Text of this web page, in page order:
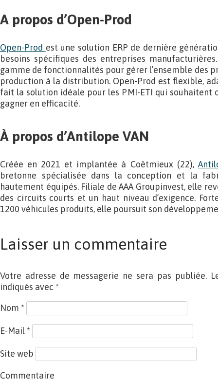
A propos d’Open-Prod
Open-Prod est une solution ERP de dernière
besoins spécifiques des entreprises
gamme de fonctionnalités pour gérer l’ensemble des
production à la distribution. Open-Prod est flexible,
fait la solution idéale pour les PMI-ETI qui
gagner en efficacité.
À propos d’Antilope VAN
Créée en 2021 et implantée à Coëtmieux (22),
bretonne spécialisée dans la conception et la
hautement équipés. Filiale de AAA Groupinvest, elle
des circuits courts et un haut niveau d’exigence.
1200 véhicules produits, elle poursuit son
Laisser un commentaire
Votre adresse de messagerie ne sera pas publiée.
indiqués avec *
Nom *
E-Mail *
Site web
Commentaire